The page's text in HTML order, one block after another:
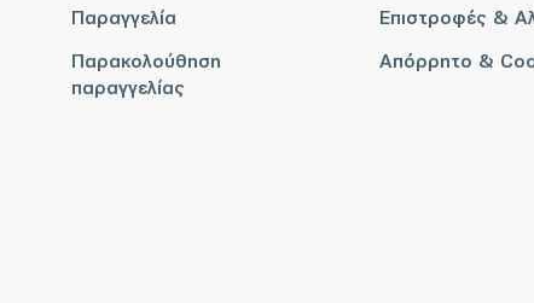
Παραγγελία
Παρακολούθηση
παραγγελίας
Επιστροφές &
Απόρρητο &